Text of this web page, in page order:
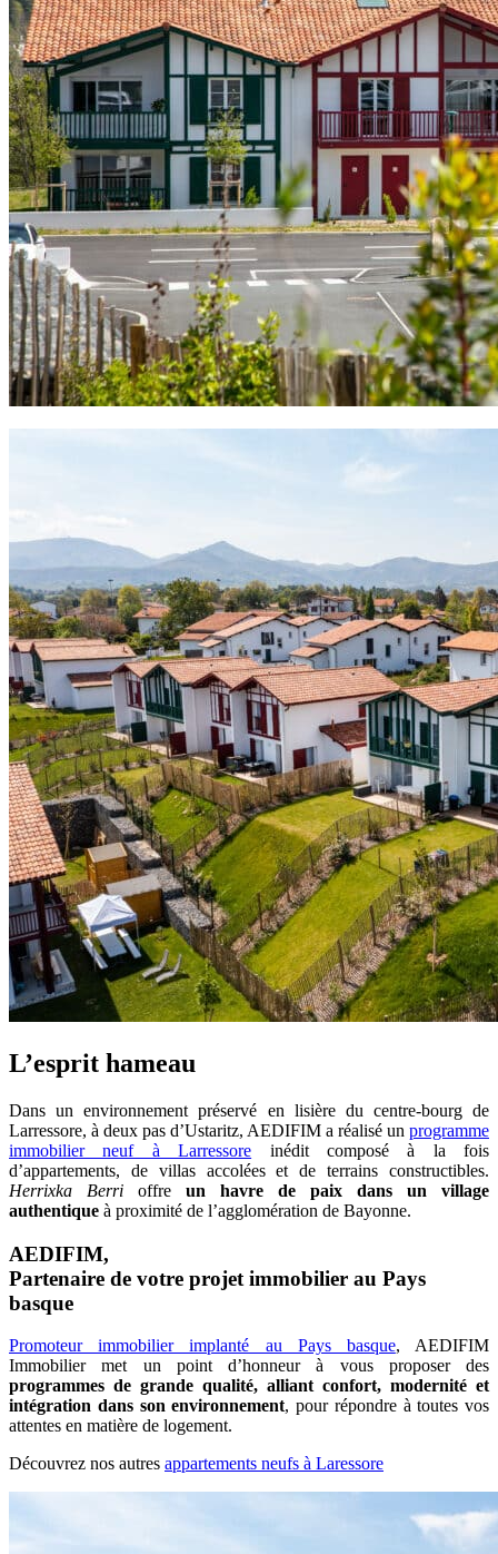
L’esprit hameau
Dans un environnement préservé en lisière du centre-bourg de
Larressore, à deux pas d’Ustaritz, AEDIFIM a réalisé un programme
immobilier neuf à Larressore inédit composé à la fois
d’appartements, de villas accolées et de terrains constructibles.
Herrixka Berri offre un havre de paix dans un village
authentique à proximité de l’agglomération de Bayonne.
AEDIFIM,
Partenaire de votre projet immobilier au Pays
basque
Promoteur immobilier implanté au Pays basque, AEDIFIM
Immobilier met un point d’honneur à vous proposer des
programmes de grande qualité, alliant confort, modernité et
intégration dans son environnement, pour répondre à toutes vos
attentes en matière de logement.
Découvrez nos autres appartements neufs à Laressore